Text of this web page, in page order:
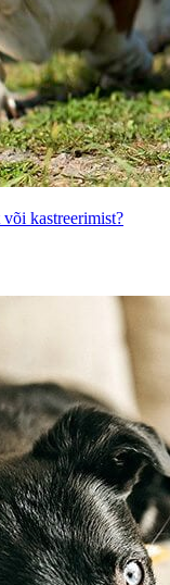
kastreerimist?